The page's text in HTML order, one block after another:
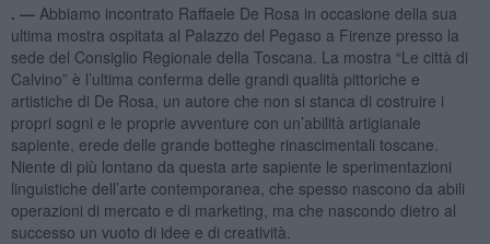
. — Abbiamo incontrato Raffaele De Rosa in occasione della sua
ultima mostra ospitata al Palazzo del Pegaso a Firenze presso la
sede del Consiglio Regionale della Toscana. La mostra “Le città di
Calvino” è l’ultima conferma delle grandi qualità pittoriche e
artistiche di De Rosa, un autore che non si stanca di costruire i
propri sogni e le proprie avventure con un’abilità artigianale
sapiente, erede delle grande botteghe rinascimentali toscane.
Niente di più lontano da questa arte sapiente le sperimentazioni
linguistiche dell’arte contemporanea, che spesso nascono da abili
operazioni di mercato e di marketing, ma che nascondo dietro al
successo un vuoto di idee e di creatività.